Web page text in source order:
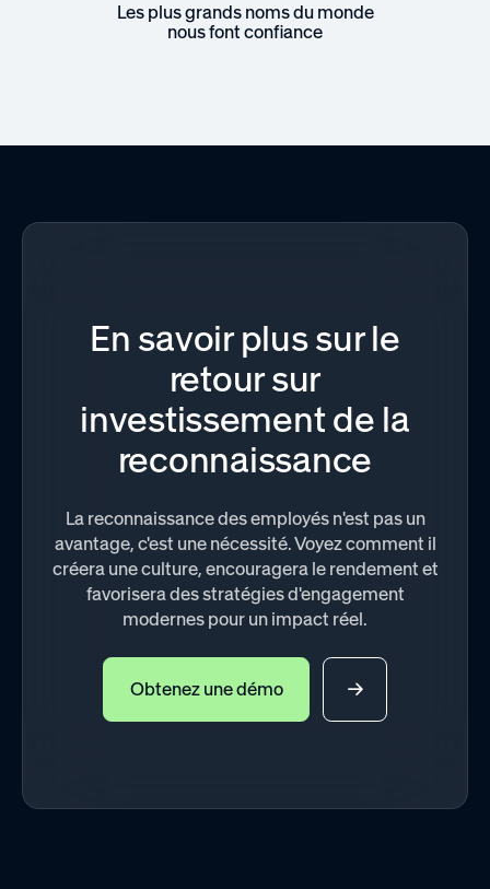
Les plus grands noms du monde
nous font confiance
En savoir plus sur le
retour sur
investissement de la
reconnaissance
La reconnaissance des employés n'est pas un
avantage, c'est une nécessité. Voyez comment il
créera une culture, encouragera le rendement et
favorisera des stratégies d'engagement
modernes pour un impact réel.
Obtenez une démo